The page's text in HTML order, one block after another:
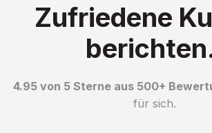
Zufriedene
4.95 von 5 Sterne aus 500+
für sich.